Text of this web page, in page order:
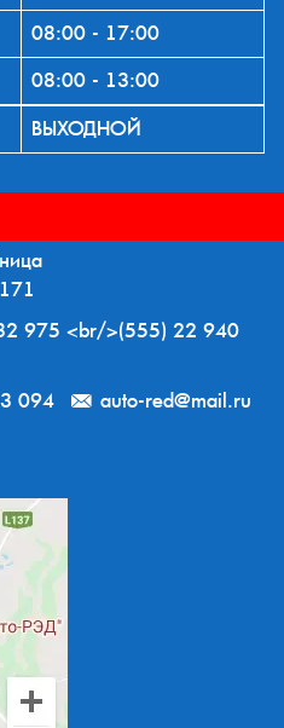
08:00 - 17:00
08:00 - 13:00
ВЫХОДНОЙ
975 <br/>(555) 22 940
094
auto-red@mail.ru